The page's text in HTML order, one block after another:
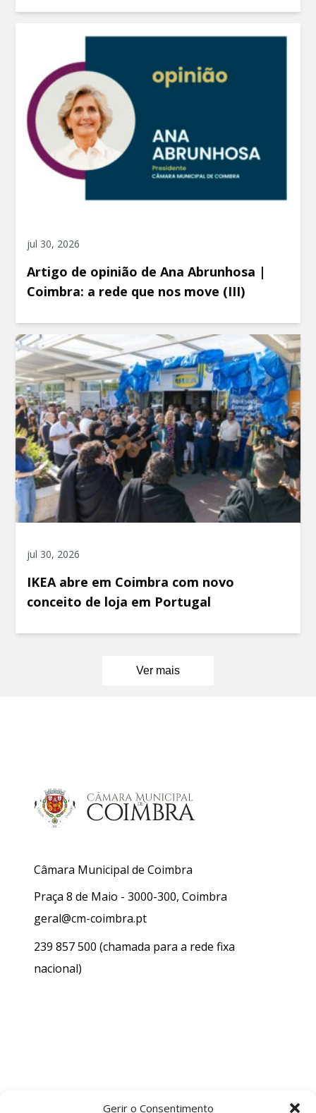
Gerir o Consentimento
jul 30, 2026
Artigo de opinião de Ana Abrunhosa |
Coimbra: a rede que nos move (III)
jul 30, 2026
IKEA abre em Coimbra com novo
conceito de loja em Portugal
Ver mais
Câmara Municipal de Coimbra
Praça 8 de Maio - 3000-300, Coimbra
geral@cm-coimbra.pt
239 857 500 (chamada para a rede fixa
nacional)